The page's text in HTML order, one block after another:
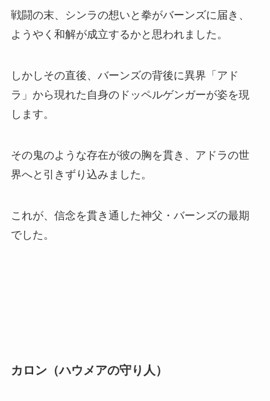
戦闘の末、シンラの想いと拳がバーンズに届き、
ようやく和解が成立するかと思われました。
しかしその直後、バーンズの背後に異界「アド
ラ」から現れた自身のドッペルゲンガーが姿を現
します。
その鬼のような存在が彼の胸を貫き、アドラの世
界へと引きずり込みました。
これが、信念を貫き通した神父・バーンズの最期
でした。
カロン（ハウメアの守り人）